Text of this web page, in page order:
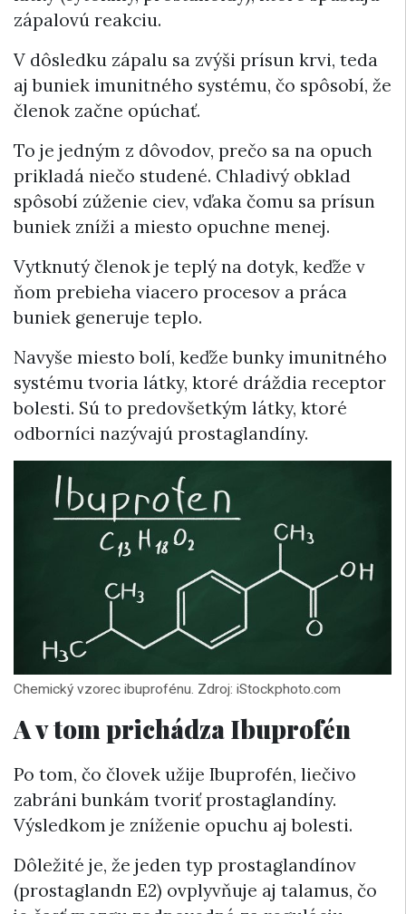
zápalovú reakciu.
V dôsledku zápalu sa zvýši prísun krvi, teda
aj buniek imunitného systému, čo spôsobí, že
členok začne opúchať.
To je jedným z dôvodov, prečo sa na opuch
prikladá niečo studené. Chladivý obklad
spôsobí zúženie ciev, vďaka čomu sa prísun
buniek zníži a miesto opuchne menej.
Vytknutý členok je teplý na dotyk, keďže v
ňom prebieha viacero procesov a práca
buniek generuje teplo.
Navyše miesto bolí, keďže bunky imunitného
systému tvoria látky, ktoré dráždia receptor
bolesti. Sú to predovšetkým látky, ktoré
odborníci nazývajú prostaglandíny.
Chemický vzorec ibuprofénu. Zdroj: iStockphoto.com
A v tom prichádza Ibuprofén
Po tom, čo človek užije Ibuprofén, liečivo
zabráni bunkám tvoriť prostaglandíny.
Výsledkom je zníženie opuchu aj bolesti.
Dôležité je, že jeden typ prostaglandínov
(prostaglandn E2) ovplyvňuje aj talamus, čo